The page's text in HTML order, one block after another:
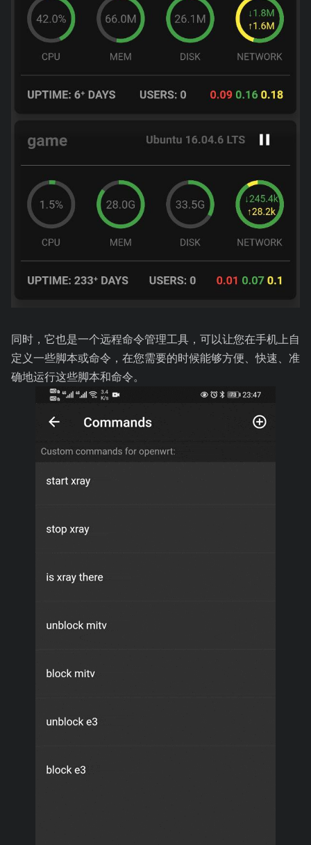
同时，它也是一个远程命令管理工具，可以让您在手机上自
定义一些脚本或命令，在您需要的时候能够方便、快速、准
确地运行这些脚本和命令。